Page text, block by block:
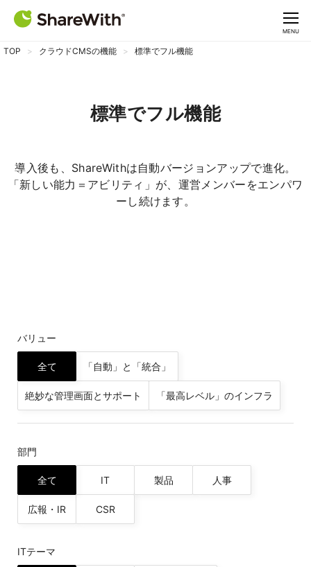
CLOSE
MENU
TOP クラウドCMSの機能 標準でフル機能
標準でフル機能
導入後も、ShareWithは自動バージョンアップで進化。
「新しい能力＝アビリティ」が、運営メンバーをエンパワ
ーし続けます。
バリュー
全て 「自動」と「統合」
絶妙な管理画面とサポート 「最高レベル」のインフラ
部門
全て IT 製品 人事
広報・IR CSR
ITテーマ